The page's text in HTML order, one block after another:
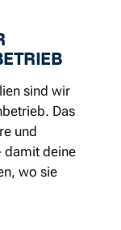
sind wir
Das
und
damit deine
wo sie